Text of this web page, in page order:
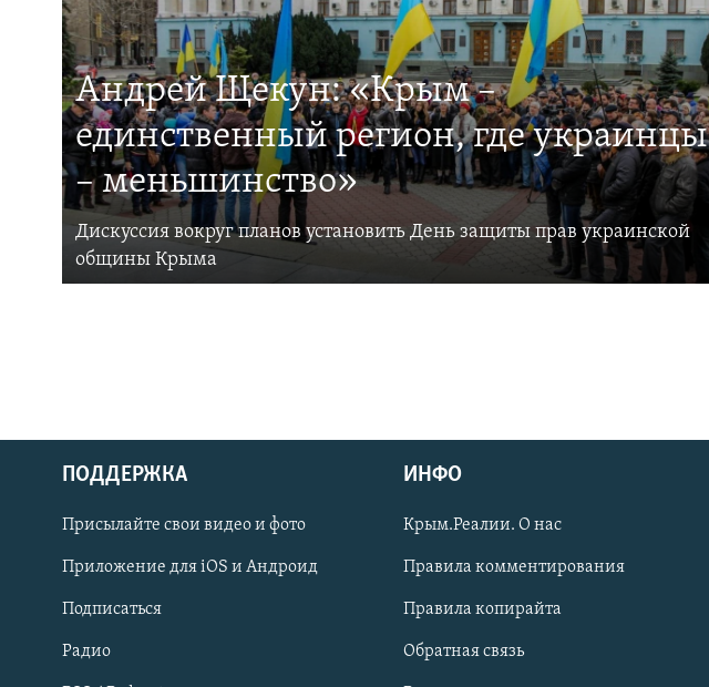
Українською
Qırımtatar
ПРИСОЕДИНЯЙТЕСЬ!
Андрей Щекун: «Крым –
единственный регион, где украинцы
– меньшинство»
Дискуссия вокруг планов установить День защиты прав украинской
общины Крыма
ПОДДЕРЖКА
Присылайте свои видео и фото
Приложение для iOS и Андроид
Подписаться
Радио
ИНФО
Крым.Реалии. О нас
Правила комментирования
Правила копирайта
Обратная связь